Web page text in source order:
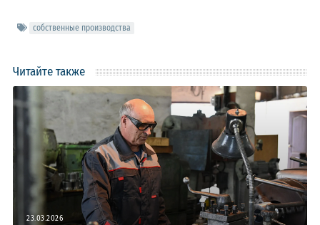
собственные производства
Читайте также
23.03.2026